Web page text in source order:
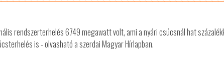
rendszerterhelés 6749 megawatt volt, ami a nyári csúcsnál hat
is - olvasható a szerdai Magyar Hírlapban.